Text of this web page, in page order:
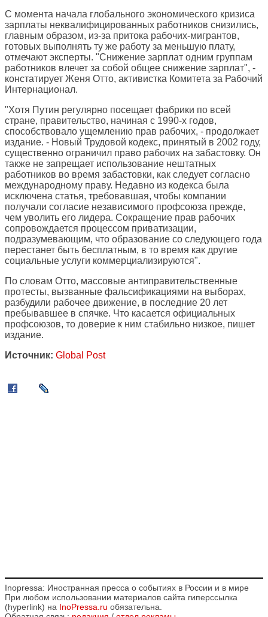
С момента начала глобального экономического кризиса
зарплаты неквалифицированных работников снизились,
главным образом, из-за притока рабочих-мигрантов,
готовых выполнять ту же работу за меньшую плату,
отмечают эксперты. "Снижение зарплат одним группам
работников влечет за собой общее снижение зарплат", -
констатирует Женя Отто, активистка Комитета за Рабочий
Интернационал.
"Хотя Путин регулярно посещает фабрики по всей
стране, правительство, начиная с 1990-х годов,
способствовало ущемлению прав рабочих, - продолжает
издание. - Новый Трудовой кодекс, принятый в 2002 году,
существенно ограничил право рабочих на забастовку. Он
также не запрещает использование нештатных
работников во время забастовки, как следует согласно
международному праву. Недавно из кодекса была
исключена статья, требовавшая, чтобы компании
получали согласие независимого профсоюза прежде,
чем уволить его лидера. Сокращение прав рабочих
сопровождается процессом приватизации,
подразумевающим, что образование со следующего года
перестанет быть бесплатным, в то время как другие
социальные услуги коммерциализируются".
По словам Отто, массовые антиправительственные
протесты, вызванные фальсификациями на выборах,
разбудили рабочее движение, в последние 20 лет
пребывавшее в спячке. Что касается официальных
профсоюзов, то доверие к ним стабильно низкое, пишет
издание.
Источник: Global Post
Inopressa: Иностранная пресса о событиях в России и в мире
При любом использовании материалов сайта гиперссылка
(hyperlink) на InoPressa.ru обязательна.